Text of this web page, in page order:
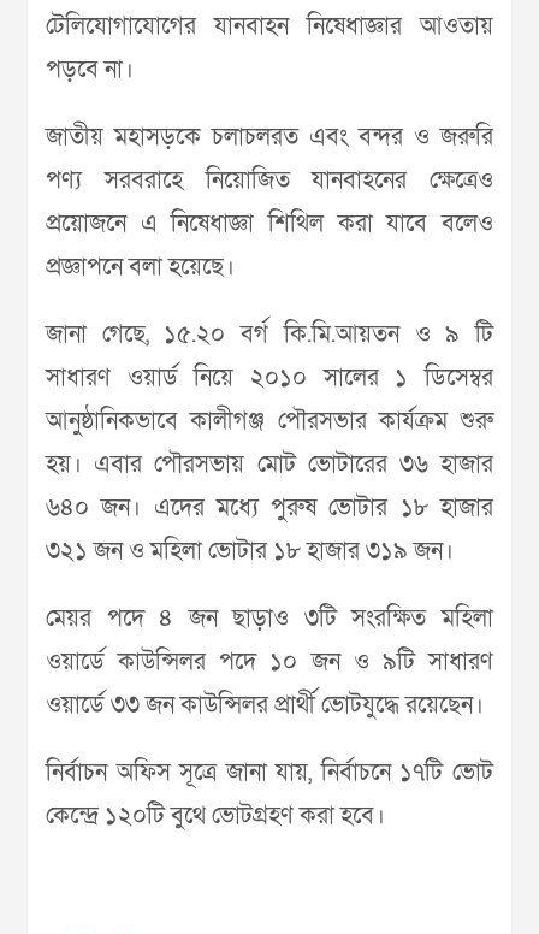
টেলিযোগাযোগের যানবাহন নিষেধাজ্ঞার আওতায়
পড়বে না।
জাতীয় মহাসড়কে চলাচলরত এবং বন্দর ও জরুরি
পণ্য সরবরাহে নিয়োজিত যানবাহনের ক্ষেত্রেও
প্রয়োজনে এ নিষেধাজ্ঞা শিথিল করা যাবে বলেও
প্রজ্ঞাপনে বলা হয়েছে।
জানা গেছে, ১৫.২০ বর্গ কি.মি.আয়তন ও ৯ টি
সাধারণ ওয়ার্ড নিয়ে ২০১০ সালের ১ ডিসেম্বর
আনুষ্ঠানিকভাবে কালীগঞ্জ পৌরসভার কার্যক্রম শুরু
হয়। এবার পৌরসভায় মোট ভোটারের ৩৬ হাজার
৬৪০ জন। এদের মধ্যে পুরুষ ভোটার ১৮ হাজার
৩২১ জন ও মহিলা ভোটার ১৮ হাজার ৩১৯ জন।
মেয়র পদে ৪ জন ছাড়াও ৩টি সংরক্ষিত মহিলা
ওয়ার্ডে কাউন্সিলর পদে ১০ জন ও ৯টি সাধারণ
ওয়ার্ডে ৩৩ জন কাউন্সিলর প্রার্থী ভোটযুদ্ধে রয়েছেন।
নির্বাচন অফিস সূত্রে জানা যায়, নির্বাচনে ১৭টি ভোট
কেন্দ্রে ১২০টি বুথে ভোটগ্রহণ করা হবে।